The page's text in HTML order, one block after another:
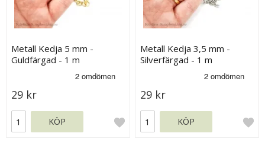
Metall Kedja 5 mm -
Guldfärgad - 1 m
29 kr
KÖP
Metall Kedja 3,5 mm -
Silverfärgad - 1 m
29 kr
KÖP